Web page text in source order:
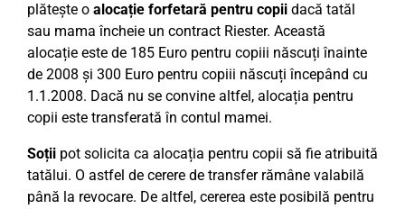
plătește o alocație forfetară pentru copii dacă tatăl
sau mama încheie un contract Riester. Această
alocație este de 185 Euro pentru copiii născuți înainte
de 2008 și 300 Euro pentru copiii născuți începând cu
1.1.2008. Dacă nu se convine altfel, alocația pentru
copii este transferată în contul mamei.
Soții pot solicita ca alocația pentru copii să fie atribuită
tatălui. O astfel de cerere de transfer rămâne valabilă
până la revocare. De altfel, cererea este posibilă pentru